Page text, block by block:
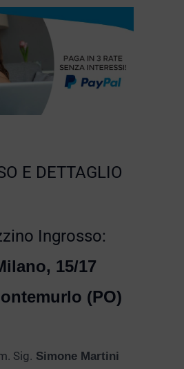
E DETTAGLIO
Ingrosso:
15/17
(PO)
Sig. Simone Martini